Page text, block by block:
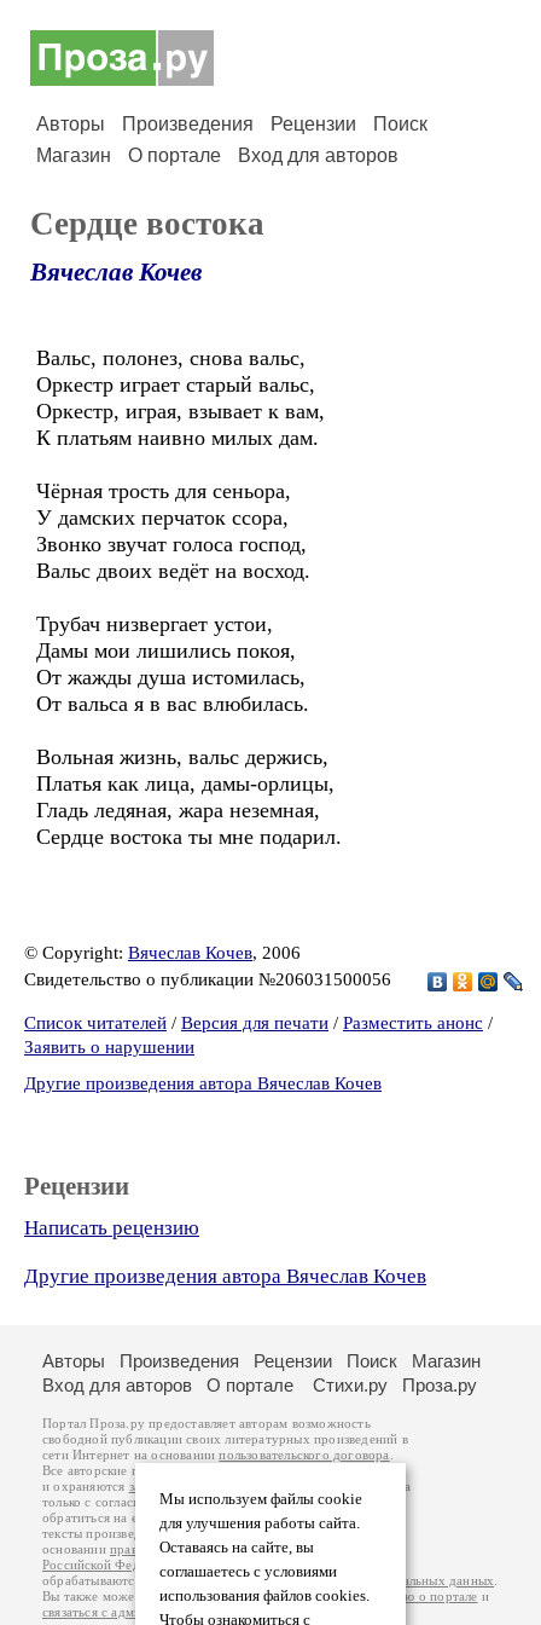
Авторы Произведения Рецензии
Поиск
Магазин
О портале Вход для авторов
Сердце востока
Вячеслав Кочев
Вальс, полонез, снова вальс,
Оркестр играет старый вальс,
Оркестр, играя, взывает к вам,
К платьям наивно милых дам.
Чёрная трость для сеньора,
У дамских перчаток ссора,
Звонко звучат голоса господ,
Вальс двоих ведёт на восход.
Трубач низвергает устои,
Дамы мои лишились покоя,
От жажды душа истомилась,
От вальса я в вас влюбилась.
Вольная жизнь, вальс держись,
Платья как лица, дамы-орлицы,
Гладь ледяная, жара неземная,
Сердце востока ты мне подарил.
© Copyright: Вячеслав Кочев, 2006
Свидетельство о публикации №206031500056
Список читателей / Версия для печати / Разместить анонс /
Заявить о нарушении
Другие произведения автора Вячеслав Кочев
Рецензии
Написать рецензию
Другие произведения автора Вячеслав Кочев
Мы используем файлы cookie
для улучшения работы сайта.
Оставаясь на сайте, вы
соглашаетесь с условиями
использования файлов cookies.
Чтобы ознакомиться с
Авторы Произведения Рецензии Поиск
Магазин
Вход для авторов
О портале Стихи.ру Проза.ру
Портал Проза.ру предоставляет авторам возможность
свободной публикации своих литературных произведений в
сети Интернет на основаниипользовательского договора
Все авторские права на произведения принадлежат авторам
и охраняются законом
. Перепечатка произведений возможна
только с согласия его автора, к которому вы можете
обратиться на его авторской странице. Ответственность за
тексты произведений авторы несут самостоятельно на
основанииправил публикацииизаконодательства
Российской Федерации
обрабатываются на основанииПолитики обработки персональных данных
Вы также можете посмотреть более подробнуюинформацию о портале и
связаться с администрацией